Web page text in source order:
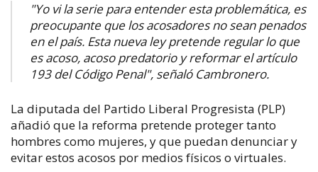
"Yo vi la serie para entender esta problemática, es
preocupante que los acosadores no sean penados
en el país. Esta nueva ley pretende regular lo que
es acoso, acoso predatorio y reformar el artículo
193 del Código Penal", señaló Cambronero.
La diputada del Partido Liberal Progresista (PLP)
añadió que la reforma pretende proteger tanto
hombres como mujeres, y que puedan denunciar y
evitar estos acosos por medios físicos o virtuales.